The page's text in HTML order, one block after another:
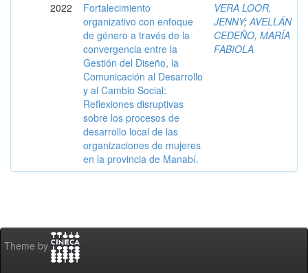
2022
Fortalecimiento
organizativo con enfoque
de género a través de la
convergencia entre la
Gestión del Diseño, la
Comunicación al Desarrollo
y al Cambio Social:
Reflexiones disruptivas
sobre los procesos de
desarrollo local de las
organizaciones de mujeres
en la provincia de Manabí.
VERA LOOR,
JENNY;AVELLÁN
CEDEÑO, MARÍA
FABIOLA
Theme by